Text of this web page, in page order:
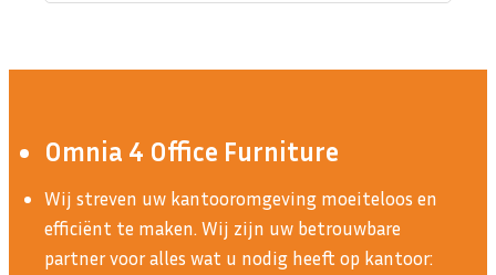
Omnia 4 Office Furniture
Wij streven uw kantooromgeving moeiteloos en
efficiënt te maken. Wij zijn uw betrouwbare
partner voor alles wat u nodig heeft op kantoor: